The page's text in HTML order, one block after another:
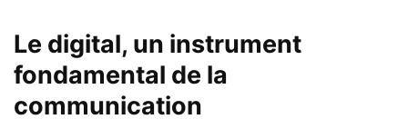
Le digital, un instrument
fondamental de la
communication